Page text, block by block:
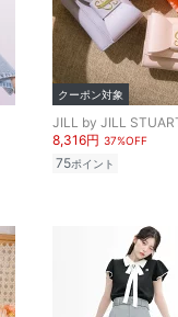
クーポン対象
JILL by JILL
8,316円 37%OFF
75ポイント